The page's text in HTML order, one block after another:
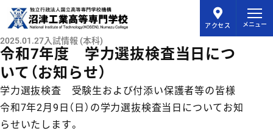
アクセス メニュー
令和7年度 学力選抜検査当日につ
いて（お知らせ）
2025.01.27入試情報 (本科)
学力選抜検査 受験生および付添い保護者等の皆様
令和7年2月9日（日）の学力選抜検査当日についてお知
らせいたします。